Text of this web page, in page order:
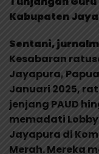
Kabupaten
Sentani,
Kesabaran
Jayapura,
Januari 2025,
jenjang PAUD
memadati
Jayapura di
Merah. Mereka